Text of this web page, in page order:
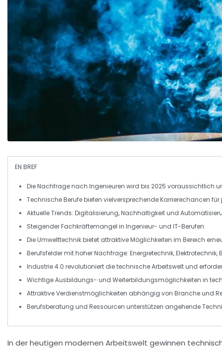
EN BREF
Die Nachfrage nach Ingenieuren wird bis 2025 voraussichtlich
Technische Berufe bieten vielversprechende Karrierechancen für
Aktuelle Trends: Digitalisierung,Nachhaltigkeitund
SteigenderFachkräftemangel in Ingenieur- und IT-Berufen.
DieUmwelttechnikbietet attraktive Möglichkeiten im Bereich
Berufsfelder mit hoher Nachfrage: Energietechnik,Elektrotechnik,
Industrie 4.0 revolutioniert die technische Arbeitswelt und
WichtigeAusbildungs- und Weiterbildungsmöglichkeiten in
AttraktiveVerdienstmöglichkeiten abhängig von Branche und
Berufsberatung und Ressourcen unterstützen angehende
In der heutigen modernen Arbeitswelt gewinnen